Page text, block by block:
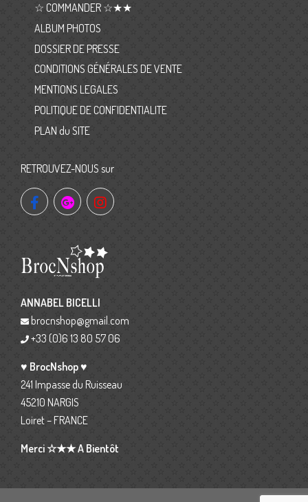
☆ COMMANDER ☆★★
ALBUM PHOTOS
DOSSIER DE PRESSE
CONDITIONS GÉNÉRALES DE VENTE
MENTIONS LEGALES
POLITIQUE DE CONFIDENTIALITE
PLAN du SITE
RETROUVEZ-NOUS sur
ANNABEL BICELLI
brocnshop@gmail.com
+33 (0)6 13 80 57 06
♥ BrocNshop ♥
241 Impasse du Ruisseau
45210 NARGIS
Loiret – FRANCE
Merci ☆★★ A Bientôt